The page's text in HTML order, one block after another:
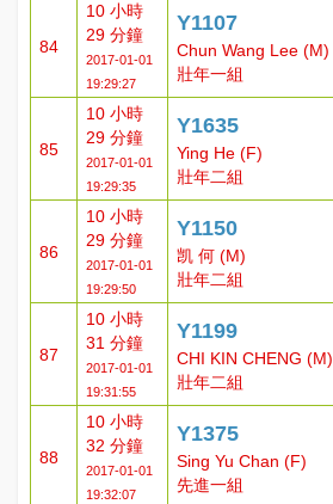
84
10 小時
29 分鐘
2017-01-01
19:29:27
Y1107
Chun Wang Lee (M)
壯年一組
85
10 小時
29 分鐘
2017-01-01
19:29:35
Y1635
Ying He (F)
壯年二組
86
10 小時
29 分鐘
2017-01-01
19:29:50
Y1150
凯 何 (M)
壯年二組
87
10 小時
31 分鐘
2017-01-01
19:31:55
Y1199
CHI KIN CHENG (M)
壯年二組
88
10 小時
32 分鐘
2017-01-01
19:32:07
Y1375
Sing Yu Chan (F)
先進一組